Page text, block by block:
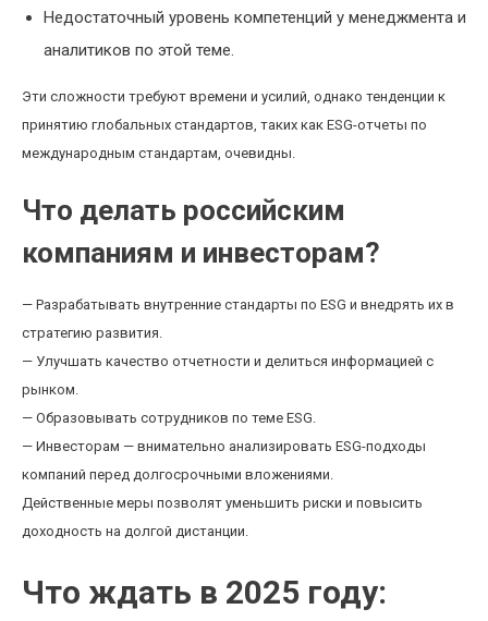
Недостаточный уровень компетенций у менеджмента и
аналитиков по этой теме.
Эти сложности требуют времени и усилий, однако тенденции к
принятию глобальных стандартов, таких как ESG-отчеты по
международным стандартам, очевидны.
Что делать российским
компаниям и инвесторам?
— Разрабатывать внутренние стандарты по ESG и внедрять их в
стратегию развития.
— Улучшать качество отчетности и делиться информацией с
рынком.
— Образовывать сотрудников по теме ESG.
— Инвесторам — внимательно анализировать ESG-подходы
компаний перед долгосрочными вложениями.
Действенные меры позволят уменьшить риски и повысить
доходность на долгой дистанции.
Что ждать в 2025 году: